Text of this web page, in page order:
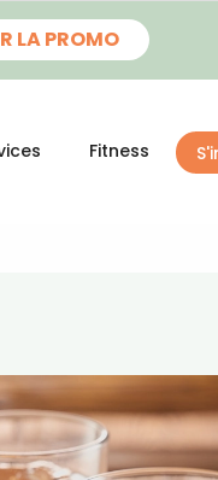
LA PROMO
Fitness